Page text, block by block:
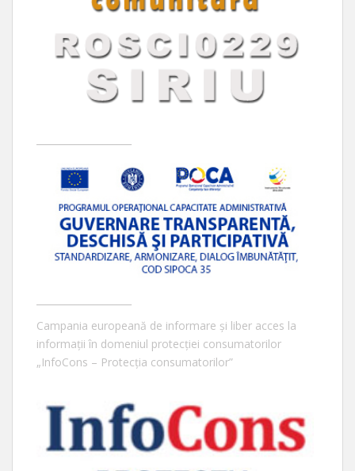
Campania europeană de informare și liber acces la
informații în domeniul protecției consumatorilor
„InfoCons – Protecția consumatorilor”